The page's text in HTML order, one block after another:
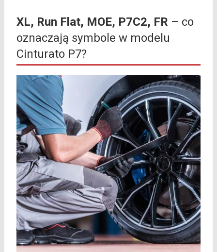
XL, Run Flat, MOE, P7C2, FR – co
oznaczają symbole w modelu
Cinturato P7?